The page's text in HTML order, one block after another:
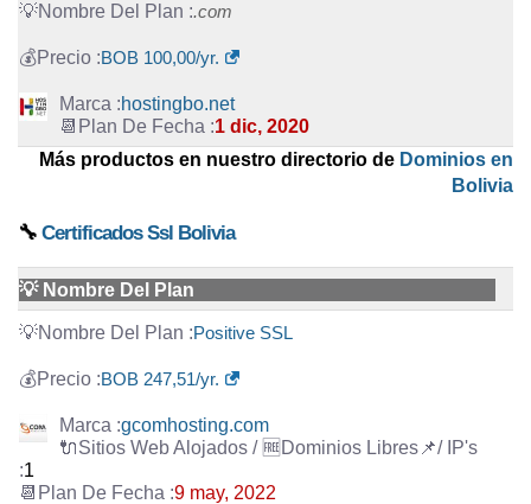
.com
BOB 100,00/yr.
hostingbo.net
1 dic, 2020
Más productos en nuestro directorio de Dominios en
Bolivia
🔧 Certificados Ssl Bolivia
💡 Nombre Del Plan
Positive SSL
BOB 247,51/yr.
gcomhosting.com
1
9 may, 2022